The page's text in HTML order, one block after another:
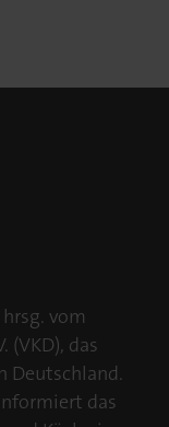
vom
(VKD), das
Deutschland.
das